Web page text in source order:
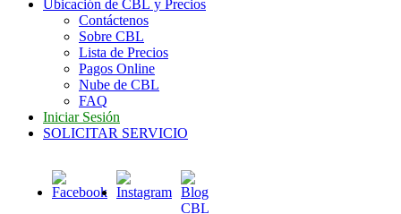
Ubicación de CBL y Precios
Contáctenos
Sobre CBL
Lista de Precios
Pagos Online
Nube de CBL
FAQ
Iniciar Sesión
SOLICITAR SERVICIO